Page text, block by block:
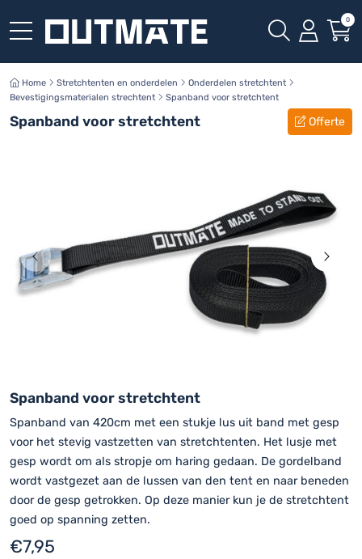
0
Home Stretchtenten en onderdelen
Onderdelen stretchtent
Bevestigingsmaterialen strechtent
Spanband voor stretchtent
Spanband voor stretchtent Offerte
Spanband voor stretchtent
Spanband van 420cm met een stukje lus uit band met gesp
voor het stevig vastzetten van stretchtenten. Het lusje met
gesp wordt om als stropje om haring gedaan. De gordelband
wordt vastgezet aan de lussen van den tent en naar beneden
door de gesp getrokken. Op deze manier kun je de stretchtent
goed op spanning zetten.
€7,95